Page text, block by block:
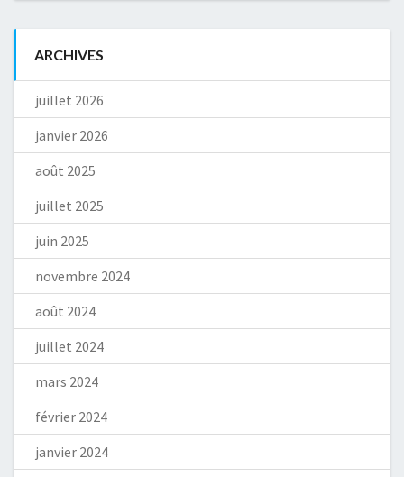
ARCHIVES
juillet 2026
janvier 2026
août 2025
juillet 2025
juin 2025
novembre 2024
août 2024
juillet 2024
mars 2024
février 2024
janvier 2024